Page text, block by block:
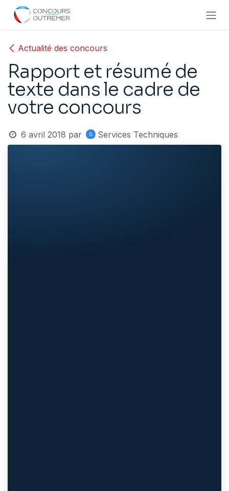
Se rendre au contenu
Actualité des concours
Rapport et résumé de
texte dans le cadre de
votre concours
6 avril 2018 par Services Techniques